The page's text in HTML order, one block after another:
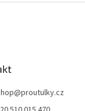
@proutulky.cz